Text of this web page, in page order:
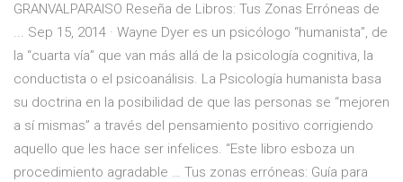
GRANVALPARAISO Reseña de Libros: Tus Zonas Erróneas de
... Sep 15, 2014 · Wayne Dyer es un psicólogo “humanista”, de
la “cuarta vía” que van más allá de la psicología cognitiva, la
conductista o el psicoanálisis. La Psicología humanista basa
su doctrina en la posibilidad de que las personas se “mejoren
a sí mismas” a través del pensamiento positivo corrigiendo
aquello que les hace ser infelices. “Este libro esboza un
procedimiento agradable … Tus zonas erróneas: Guía para